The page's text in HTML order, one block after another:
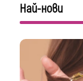
Най-нови